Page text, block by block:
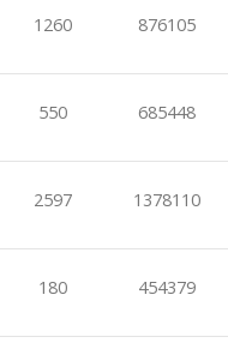
1260 876105
550 685448
2597 1378110
180 454379